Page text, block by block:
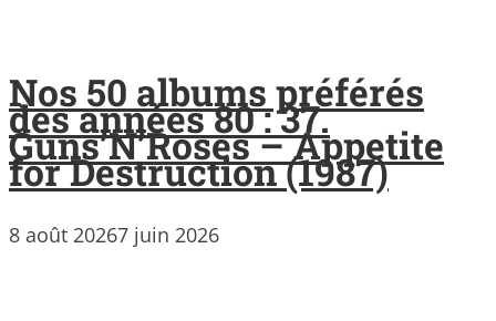
Nos 50 albums préférés
des années 80 : 37.
Guns’N’Roses – Appetite
for Destruction (1987)
8 août 20267 juin 2026